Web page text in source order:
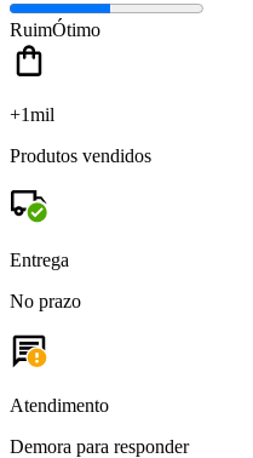
RuimÓtimo
+1mil
Produtos vendidos
Entrega
No prazo
Atendimento
Demora para responder